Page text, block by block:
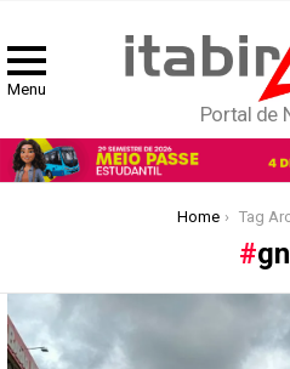
Menu
Portal de
Home Tag
Latest
stories